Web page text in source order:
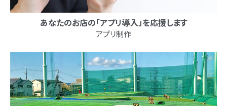
あなたのお店の「アプリ導入」を応援します
アプリ制作